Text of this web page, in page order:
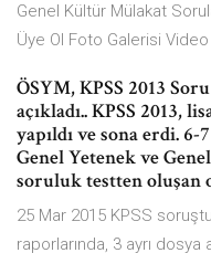
Genel Kültür Mülakat
Üye Ol Foto Galerisi
ÖSYM, KPSS 2013
açıkladı.. KPSS 2013,
yapıldı ve sona erdi.
Genel Yetenek ve
soruluk testten
25 Mar 2015 KPSS
raporlarında, 3 ayrı